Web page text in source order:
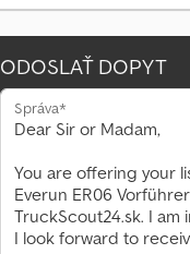
ODOSLAŤ DOPYT
Správa*